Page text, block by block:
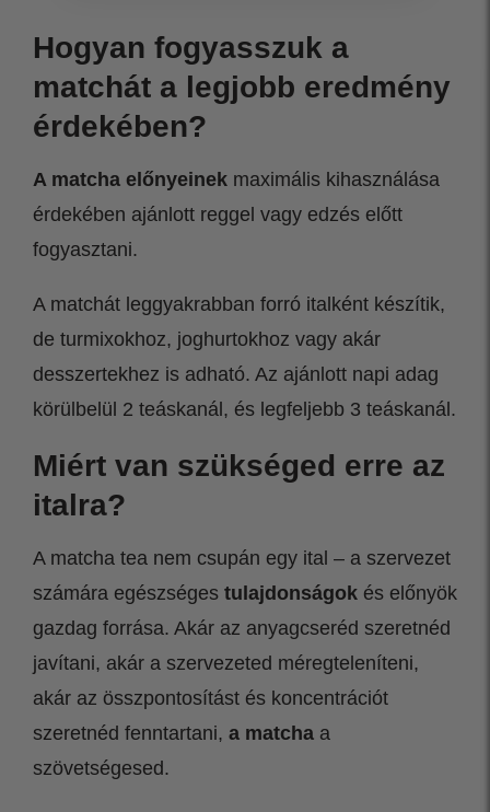
Hogyan fogyasszuk a
matchát a legjobb eredmény
érdekében?
A matcha előnyeinek maximális kihasználása
érdekében ajánlott reggel vagy edzés előtt
fogyasztani.
A matchát leggyakrabban forró italként készítik,
de turmixokhoz, joghurtokhoz vagy akár
desszertekhez is adható. Az ajánlott napi adag
körülbelül 2 teáskanál, és legfeljebb 3 teáskanál.
Miért van szükséged erre az
italra?
A matcha tea nem csupán egy ital – a szervezet
számára egészséges tulajdonságok és előnyök
gazdag forrása. Akár az anyagcseréd szeretnéd
javítani, akár a szervezeted méregteleníteni,
akár az összpontosítást és koncentrációt
szeretnéd fenntartani, a matcha a
szövetségesed.